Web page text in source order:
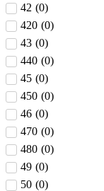
42 (0)
420 (0)
43 (0)
440 (0)
45 (0)
450 (0)
46 (0)
470 (0)
480 (0)
49 (0)
50 (0)